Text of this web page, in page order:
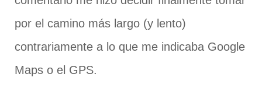
por el camino más largo (y lento)
contrariamente a lo que me indicaba Google
Maps o el GPS.